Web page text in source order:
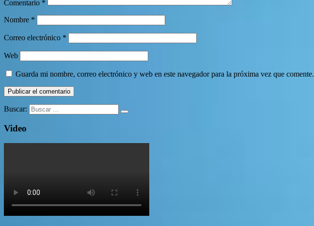
Comentario *
Nombre *
Correo electrónico *
Web
Guarda mi nombre, correo electrónico y web en este navegador para la próxima vez que comente.
Buscar:
Video